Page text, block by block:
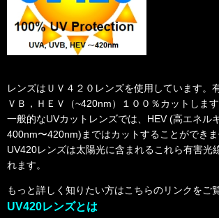
レンズはＵＶ４２０レンズを使用しています。
ＶＢ，ＨＥＶ（~420nm）１００％カットします
一般的なUVカットレンズでは、HEV (高エネル
400nm〜420nm)まではカットすることができ
UV420レンズは太陽光に含まれるこれら有害光
れます。
もっと詳しく知りたい方はこちらのリンクを
UV420レンズとは